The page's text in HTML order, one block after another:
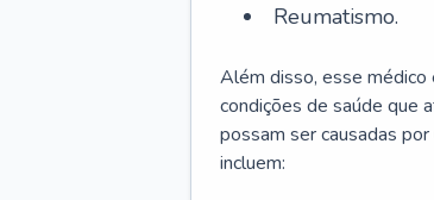
Reumatismo.
Além disso, esse médico
condições de saúde que
possam ser causadas
incluem: